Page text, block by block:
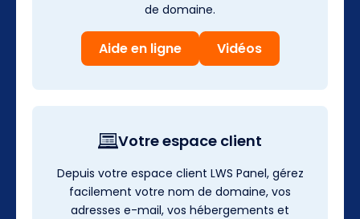
de domaine.
Aide en ligne Vidéos
Votre espace client
Depuis votre espace client LWS Panel, gérez
facilement votre nom de domaine, vos
adresses e-mail, vos hébergements et